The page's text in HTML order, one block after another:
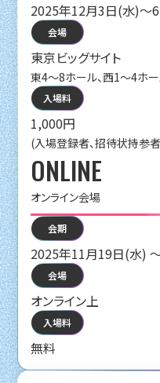
2025年12月3日(水)〜
会場
東京ビッグサイト
東4〜8ホール、西1〜4ホー
入場料
1,000円
(入場登録者、招待状持参
ONLINE
オンライン会場
会期
2025年11月19日(水)
会場
オンライン上
入場料
無料